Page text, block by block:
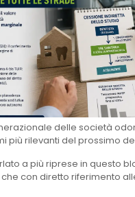
delle società
più rilevanti del prossimo
a più riprese in questo
con diretto riferimento